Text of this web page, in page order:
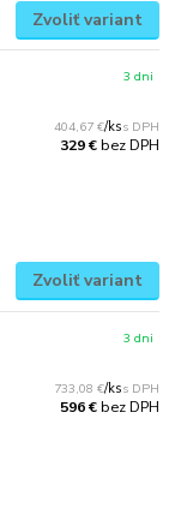
Zvoliť variant
404,67 €/ks
329 €bez DPH
3 dni
Zvoliť variant
733,08 €/ks
596 €bez DPH
3 dni